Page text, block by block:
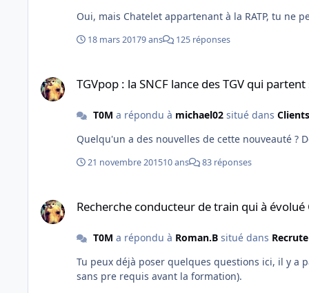
18 mars 20179 ans 125 réponses
TGVpop : la SNCF lance des TGV qui
T0M a répondu à michael02situé dans
Quelqu'un a des nouvelles de cette nouveauté ?
21 novembre 201510 ans 83 réponses
Recherche conducteur de train qui à évolué
T0M a répondu à Roman.Bsitué dans
Tu peux déjà poser quelques questions ici, il y a
sans pre requis avant la formation).